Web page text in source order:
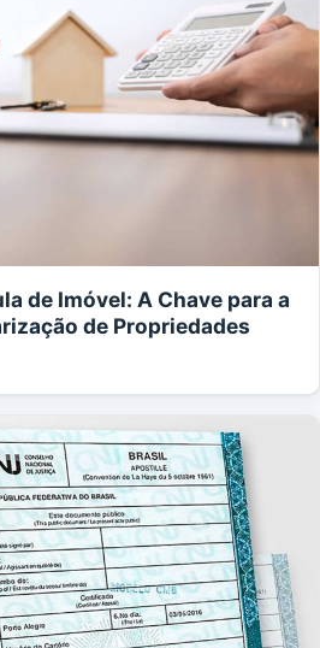
de Imóvel: A Chave para a
de Propriedades